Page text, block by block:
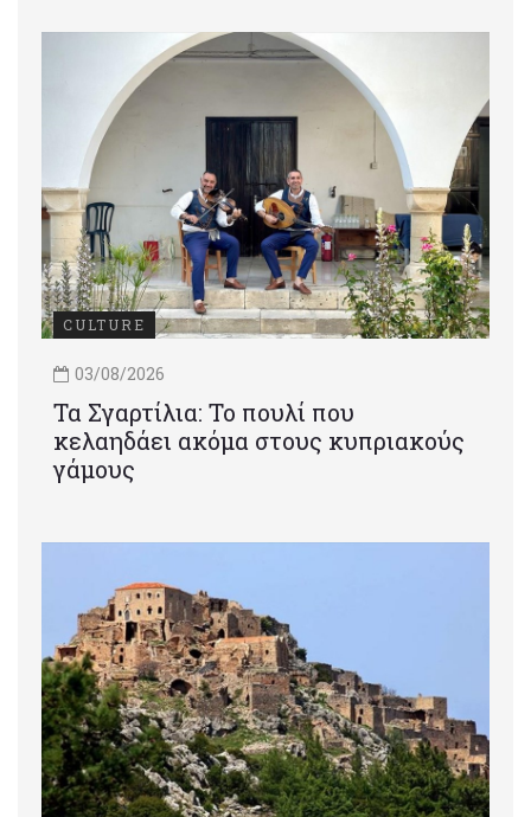
CULTURE
03/08/2026
Τα Σγαρτίλια: Το πουλί που
κελαηδάει ακόμα στους κυπριακούς
γάμους